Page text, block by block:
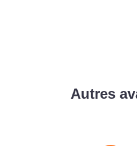
Autres